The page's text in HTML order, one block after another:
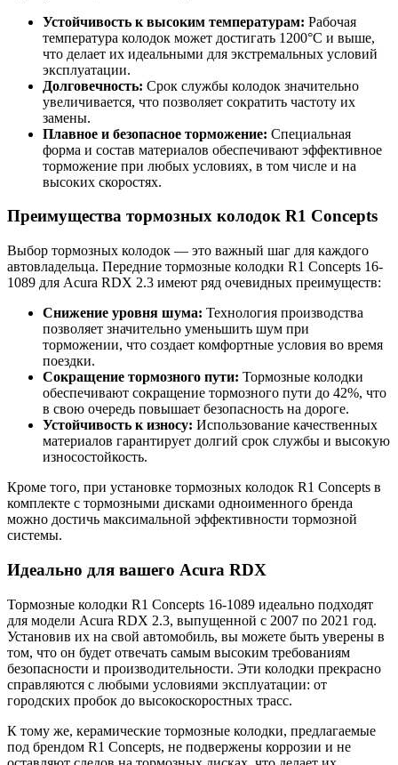
Устойчивость к высоким температурам: Рабочая
температура колодок может достигать 1200°C и выше,
что делает их идеальными для экстремальных условий
эксплуатации.
Долговечность: Срок службы колодок значительно
увеличивается, что позволяет сократить частоту их
замены.
Плавное и безопасное торможение: Специальная
форма и состав материалов обеспечивают эффективное
торможение при любых условиях, в том числе и на
высоких скоростях.
Преимущества тормозных колодок R1 Concepts
Выбор тормозных колодок — это важный шаг для каждого
автовладельца. Передние тормозные колодки R1 Concepts 16-
1089 для Acura RDX 2.3 имеют ряд очевидных преимуществ:
Снижение уровня шума: Технология производства
позволяет значительно уменьшить шум при
торможении, что создает комфортные условия во время
поездки.
Сокращение тормозного пути: Тормозные колодки
обеспечивают сокращение тормозного пути до 42%, что
в свою очередь повышает безопасность на дороге.
Устойчивость к износу: Использование качественных
материалов гарантирует долгий срок службы и высокую
износостойкость.
Кроме того, при установке тормозных колодок R1 Concepts в
комплекте с тормозными дисками одноименного бренда
можно достичь максимальной эффективности тормозной
системы.
Идеально для вашего Acura RDX
Тормозные колодки R1 Concepts 16-1089 идеально подходят
для модели Acura RDX 2.3, выпущенной с 2007 по 2021 год.
Установив их на свой автомобиль, вы можете быть уверены в
том, что он будет отвечать самым высоким требованиям
безопасности и производительности. Эти колодки прекрасно
справляются с любыми условиями эксплуатации: от
городских пробок до высокоскоростных трасс.
К тому же, керамические тормозные колодки, предлагаемые
под брендом R1 Concepts, не подвержены коррозии и не